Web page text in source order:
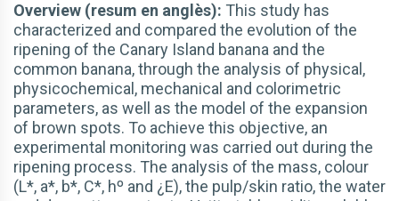
Overview (resum en anglès): This study has
characterized and compared the evolution of the
ripening of the Canary Island banana and the
common banana, through the analysis of physical,
physicochemical, mechanical and colorimetric
parameters, as well as the model of the expansion
of brown spots. To achieve this objective, an
experimental monitoring was carried out during the
ripening process. The analysis of the mass, colour
(L*, a*, b*, C*, hº and ¿E), the pulp/skin ratio, the water